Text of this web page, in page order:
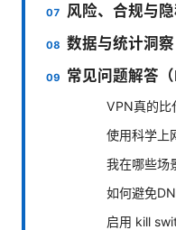
风险、合规与
数据与统计洞察
常见问题解答（
VPN真的比
使用科学上
我在哪些场
如何避免
启用 kill